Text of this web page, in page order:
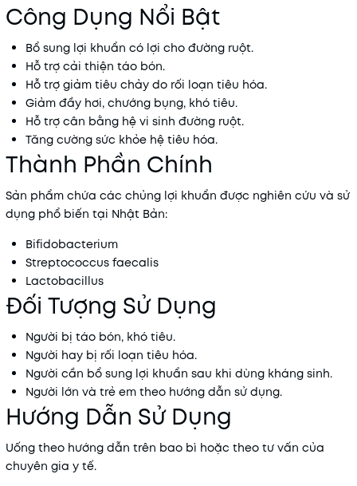
Công Dụng Nổi Bật
Bổ sung lợi khuẩn có lợi cho đường ruột.
Hỗ trợ cải thiện táo bón.
Hỗ trợ giảm tiêu chảy do rối loạn tiêu hóa.
Giảm đầy hơi, chướng bụng, khó tiêu.
Hỗ trợ cân bằng hệ vi sinh đường ruột.
Tăng cường sức khỏe hệ tiêu hóa.
Thành Phần Chính
Sản phẩm chứa các chủng lợi khuẩn được nghiên cứu và sử
dụng phổ biến tại Nhật Bản:
Bifidobacterium
Streptococcus faecalis
Lactobacillus
Đối Tượng Sử Dụng
Người bị táo bón, khó tiêu.
Người hay bị rối loạn tiêu hóa.
Người cần bổ sung lợi khuẩn sau khi dùng kháng sinh.
Người lớn và trẻ em theo hướng dẫn sử dụng.
Hướng Dẫn Sử Dụng
Uống theo hướng dẫn trên bao bì hoặc theo tư vấn của
chuyên gia y tế.